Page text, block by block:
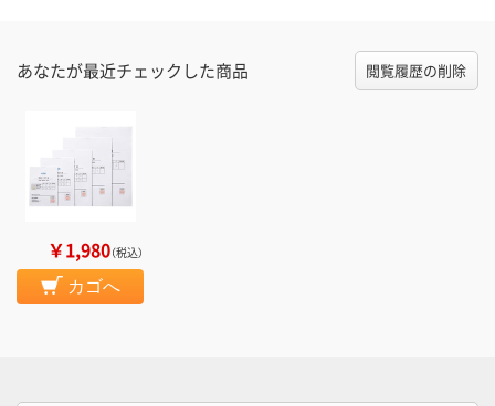
あなたが最近チェックした商品 閲覧履歴の削除
￥1,980（税込）
カゴへ